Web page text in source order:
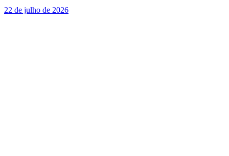
22 de julho de 2026